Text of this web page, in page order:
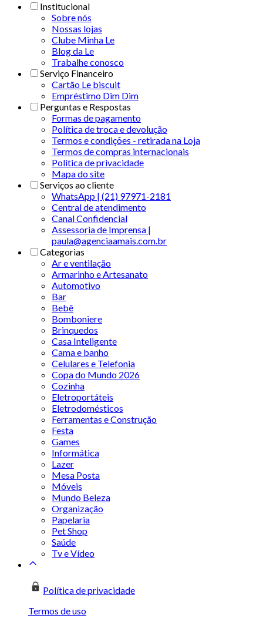
Institucional
Sobre nós
Nossas lojas
Clube Minha Le
Blog da Le
Trabalhe conosco
Serviço Financeiro
Cartão Le biscuit
Empréstimo Dim Dim
Perguntas e Respostas
Formas de pagamento
Política de troca e devolução
Termos e condições - retirada na Loja
Termos de compras internacionais
Politica de privacidade
Mapa do site
Serviços ao cliente
WhatsApp | (21) 97971-2181
Central de atendimento
Canal Confidencial
Assessoria de Imprensa |
paula@agenciaamais.com.br
Categorias
Ar e ventilação
Armarinho e Artesanato
Automotivo
Bar
Bebê
Bomboniere
Brinquedos
Casa Inteligente
Cama e banho
Celulares e Telefonia
Copa do Mundo 2026
Cozinha
Eletroportáteis
Eletrodomésticos
Ferramentas e Construção
Festa
Games
Informática
Lazer
Mesa Posta
Móveis
Mundo Beleza
Organização
Papelaria
Pet Shop
Saúde
Tv e Vídeo
Política de privacidade
Termos de uso